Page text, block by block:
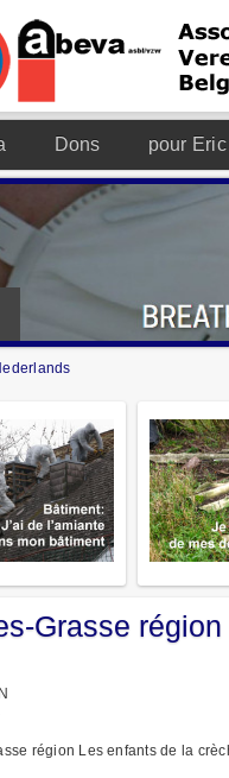
Dons pour Eric
Grasse
région Les enfants de la